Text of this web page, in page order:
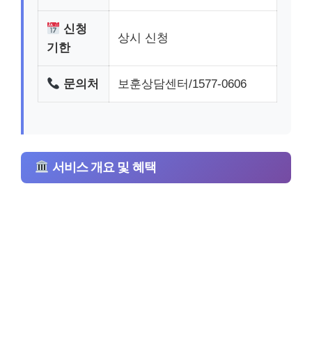
신청
기한
상시 신청
문의처 보훈상담센터/1577-0606
서비스 개요 및 혜택